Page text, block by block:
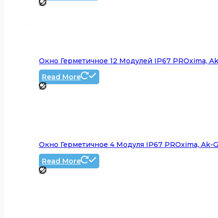
Окно Герметичное 12 Модулей IP67 PROxima,
Read More
Окно Герметичное 4 Модуля IP67 PROxima, Ak-
Read More